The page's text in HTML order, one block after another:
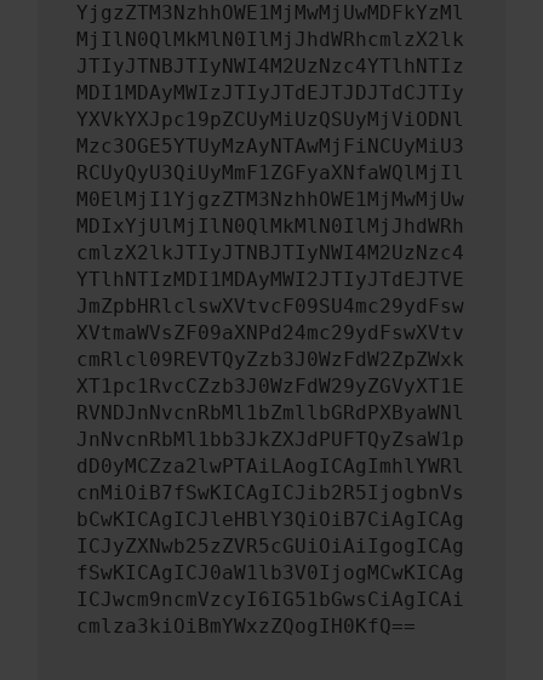
YjgzZTM3NzhhOWE1MjMwMjUwMDFkYzMl
MjIlN0QlMkMlN0IlMjJhdWRhcmlzX2lk
JTIyJTNBJTIyNWI4M2UzNzc4YTlhNTIz
MDI1MDAyMWIzJTIyJTdEJTJDJTdCJTIy
YXVkYXJpc19pZCUyMiUzQSUyMjViODNl
Mzc3OGE5YTUyMzAyNTAwMjFiNCUyMiU3
RCUyQyU3QiUyMmF1ZGFyaXNfaWQlMjIl
M0ElMjI1YjgzZTM3NzhhOWE1MjMwMjUw
MDIxYjUlMjIlN0QlMkMlN0IlMjJhdWRh
cmlzX2lkJTIyJTNBJTIyNWI4M2UzNzc4
YTlhNTIzMDI1MDAyMWI2JTIyJTdEJTVE
JmZpbHRlclswXVtvcF09SU4mc29ydFsw
XVtmaWVsZF09aXNPd24mc29ydFswXVtv
cmRlcl09REVTQyZzb3J0WzFdW2ZpZWxk
XT1pc1RvcCZzb3J0WzFdW29yZGVyXT1E
RVNDJnNvcnRbMl1bZmllbGRdPXByaWNl
JnNvcnRbMl1bb3JkZXJdPUFTQyZsaW1p
dD0yMCZza2lwPTAiLAogICAgImhlYWRl
cnMiOiB7fSwKICAgICJib2R5IjogbnVs
bCwKICAgICJleHBlY3QiOiB7CiAgICAg
ICJyZXNwb25zZVR5cGUiOiAiIgogICAg
fSwKICAgICJ0aW1lb3V0IjogMCwKICAg
ICJwcm9ncmVzcyI6IG51bGwsCiAgICAi
cmlza3kiOiBmYWxzZQogIH0KfQ==